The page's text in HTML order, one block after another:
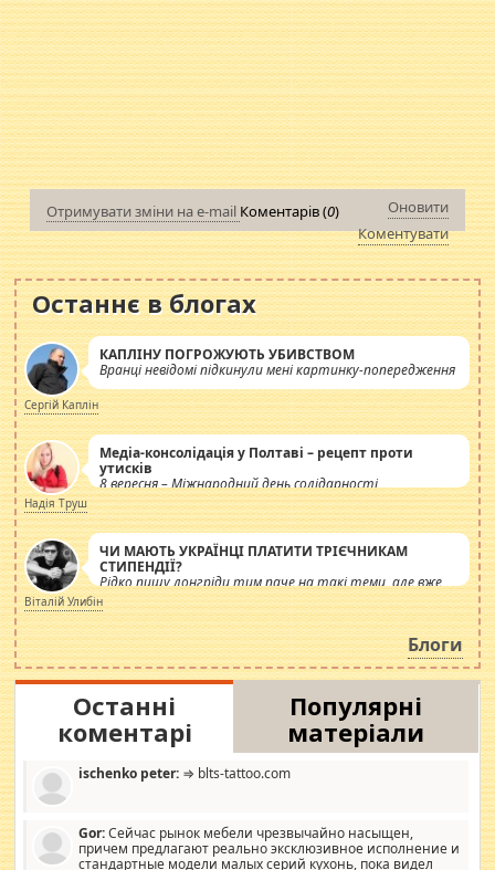
Отримувати зміни на e-mail Коментарів (0)
Оновити
Коментувати
Останнє в блогах
КАПЛІНУ ПОГРОЖУЮТЬ УБИВСТВОМ
Вранці невідомі підкинули мені картинку-попередження
Сергій Каплін
Медіа-консолідація у Полтаві – рецепт проти
утисків
8 вересня – Міжнародний день солідарності
журналістів.
Надія Труш
ЧИ МАЮТЬ УКРАЇНЦІ ПЛАТИТИ ТРІЄЧНИКАМ
СТИПЕНДІЇ?
Рідко пишу лонгріди тим паче на такі теми, але вже
просто дістало! Обурюють сьогоднішні інсенуації
навколо стипендіального питання. Штучно
роздувається ще одна соціальна катастрофа.
Віталій Улибін
Блоги
Останні
коментарі
Популярні
матеріали
ischenko peter: ⇒ blts-tattoo.com
Gor:Сейчас рынок мебели чрезвычайно насыщен,
причем предлагают реально эксклюзивное исполнение и
стандартные модели малых серий кухонь, пока видел